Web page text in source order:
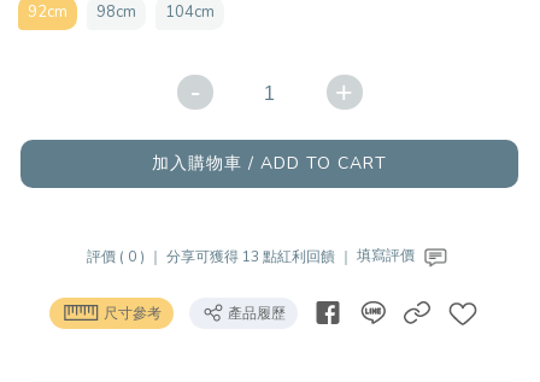
92cm 98cm 104cm
- +
加入購物車 / ADD TO CART
評價 ( 0 ) ｜分享可獲得 13 點紅利回饋 ｜填寫評價
尺寸參考 產品履歷